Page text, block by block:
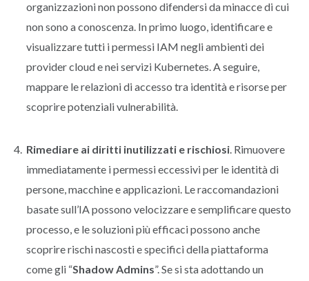
organizzazioni non possono difendersi da minacce di cui
non sono a conoscenza. In primo luogo, identificare e
visualizzare tutti i permessi IAM negli ambienti dei
provider cloud e nei servizi Kubernetes. A seguire,
mappare le relazioni di accesso tra identità e risorse per
scoprire potenziali vulnerabilità.
Rimediare ai diritti inutilizzati e rischiosi. Rimuovere
immediatamente i permessi eccessivi per le identità di
persone, macchine e applicazioni. Le raccomandazioni
basate sull’IA possono velocizzare e semplificare questo
processo, e le soluzioni più efficaci possono anche
scoprire rischi nascosti e specifici della piattaforma
come gli “Shadow Admins”. Se si sta adottando un